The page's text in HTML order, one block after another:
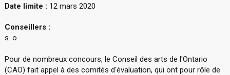
Date limite : 12 mars 2020
Conseillers :
s. o.
Pour de nombreux concours, le Conseil des arts de l'Ontario
(CAO) fait appel à des comités d'évaluation, qui ont pour rôle de